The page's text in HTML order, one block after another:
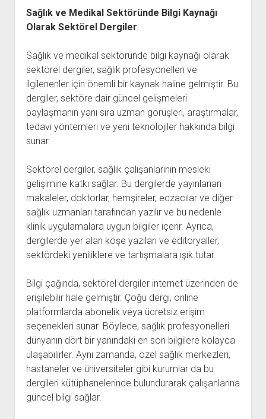
Sağlık ve Medikal Sektöründe Bilgi Kaynağı
Olarak Sektörel Dergiler
Sağlık ve medikal sektöründe bilgi kaynağı olarak
sektörel dergiler, sağlık profesyonelleri ve
ilgilenenler için önemli bir kaynak haline gelmiştir. Bu
dergiler, sektöre dair güncel gelişmeleri
paylaşmanın yanı sıra uzman görüşleri, araştırmalar,
tedavi yöntemleri ve yeni teknolojiler hakkında bilgi
sunar.
Sektörel dergiler, sağlık çalışanlarının mesleki
gelişimine katkı sağlar. Bu dergilerde yayınlanan
makaleler, doktorlar, hemşireler, eczacılar ve diğer
sağlık uzmanları tarafından yazılır ve bu nedenle
klinik uygulamalara uygun bilgiler içerir. Ayrıca,
dergilerde yer alan köşe yazıları ve editoryaller,
sektördeki yeniliklere ve tartışmalara ışık tutar.
Bilgi çağında, sektörel dergiler internet üzerinden de
erişilebilir hale gelmiştir. Çoğu dergi, online
platformlarda abonelik veya ücretsiz erişim
seçenekleri sunar. Böylece, sağlık profesyonelleri
dünyanın dört bir yanındaki en son bilgilere kolayca
ulaşabilirler. Aynı zamanda, özel sağlık merkezleri,
hastaneler ve üniversiteler gibi kurumlar da bu
dergileri kütüphanelerinde bulundurarak çalışanlarına
güncel bilgi sağlar.